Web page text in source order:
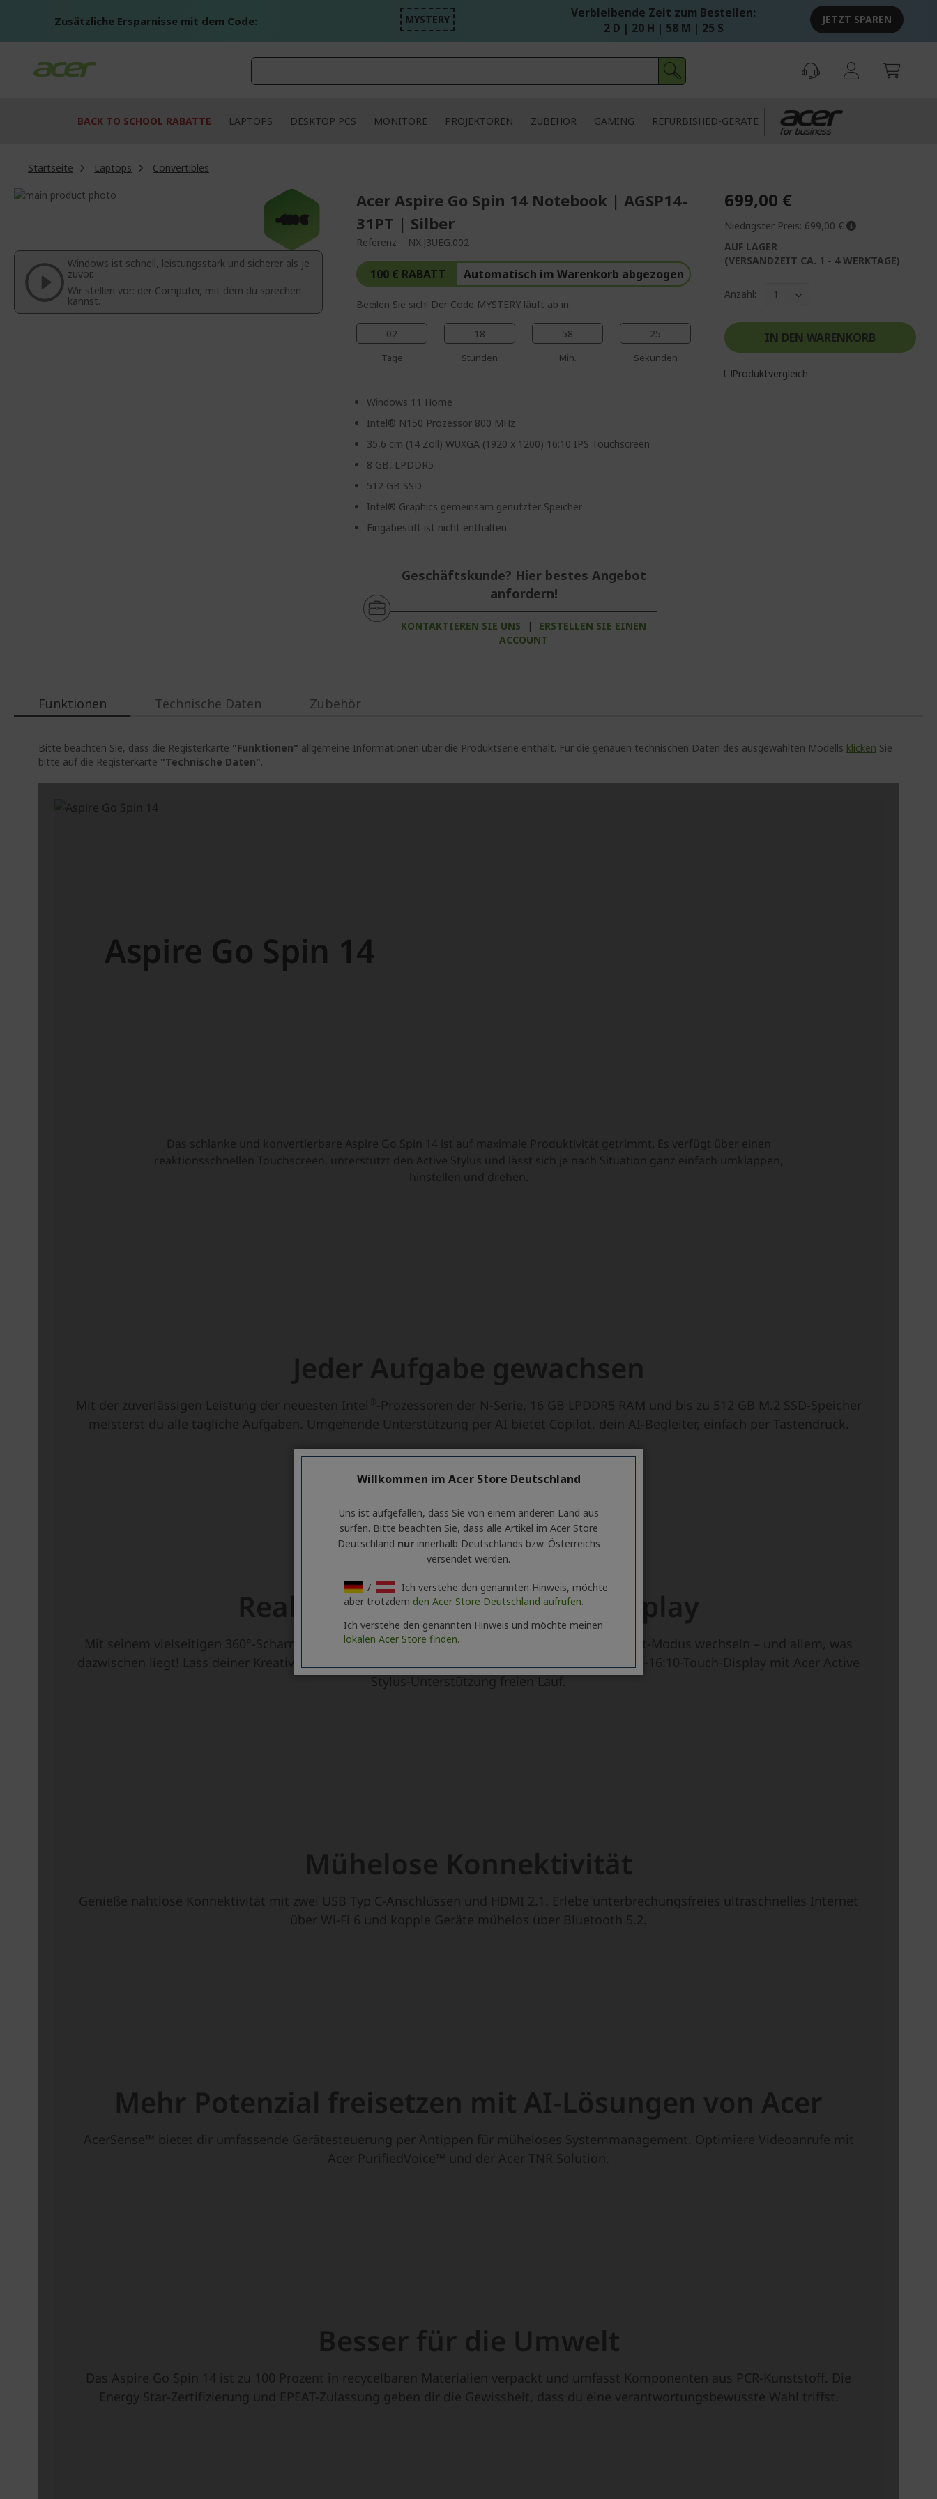
Zusätzliche Ersparnisse mit dem Code: MYSTERY
Verbleibende Zeit zum Bestellen:
2 D | 20 H | 58 M | 24 S
JETZT SPAREN
BACK TO SCHOOL RABATTE LAPTOPS DESKTOP PCS MONITORE PROJEKTOREN ZUBEHÖR GAMING REFURBISHED-GERÄTE
Startseite Laptops
Convertibles
Zum
springen
-100 €
Bildgalerie
springen
Windows ist schnell, leistungsstark und sicherer als je
zuvor.
Wir stellen vor: der Computer, mit dem du sprechen
kannst.
Acer Aspire Go Spin 14 Notebook | AGSP14-
31PT | Silber
Referenz NX.J3UEG.002
100 € RABATT Automatisch im Warenkorb abgezogen
Beeilen Sie sich! Der Code MYSTERY läuft ab in:
02
Tage
18
Stunden
58
Min.
24
Sekunden
Windows 11 Home
Intel® N150 Prozessor 800 MHz
35,6 cm (14 Zoll) WUXGA (1920 x 1200) 16:10 IPS Touchscreen
8 GB, LPDDR5
512 GB SSD
Intel® Graphics gemeinsam genutzter Speicher
Eingabestift ist nicht enthalten
Geschäftskunde? Hier bestes Angebot
anfordern!
KONTAKTIEREN SIE UNS |
ERSTELLEN SIE EINEN
ACCOUNT
699,00 €
Niedrigster Preis: 699,00 €
AUF LAGER
(VERSANDZEIT CA. 1 - 4 WERKTAGE)
Anzahl:
IN DEN WARENKORB
Produktvergleich
Funktionen
Bitte beachten Sie, dass die Registerkarte "Funktionen" allgemeine Informationen über die Produktserie enthält. Für die genauen technischen Daten des ausgewählten Modells klicken Sie
bitte auf die Registerkarte "Technische Daten".
Technische Daten Zubehör
Willkommen im Acer Store Deutschland
Uns ist aufgefallen, dass Sie von einem anderen Land aus
surfen. Bitte beachten Sie, dass alle Artikel im Acer Store
Deutschland nurinnerhalb Deutschlands bzw. Österreichs
versendet werden.
/
Ich verstehe den genannten Hinweis, möchte
aber trotzdem den Acer Store Deutschland aufrufen.
Ich verstehe den genannten Hinweis und möchte meinen
lokalen Acer Store finden.